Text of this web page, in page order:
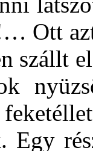
Ott
szállt
Egy